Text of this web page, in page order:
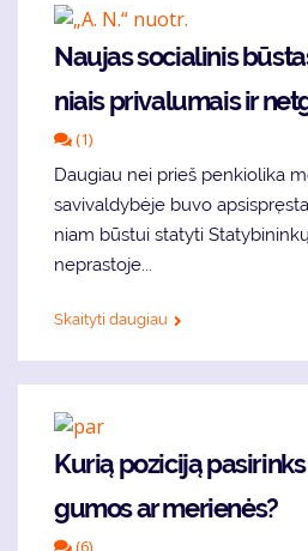
Naujas socialinis
niais pri­va­lu­mais ir
(1)
Dau­giau nei prieš pen­kio­li­ka
sa­vi­val­dy­bė­je bu­vo
niam būs­tui sta­ty­ti
ne­pra­sto­je...
Skaityti daugiau
Ku­rią po­zi­ci­ją
gu­mos ar me­rie­nės?
(6)